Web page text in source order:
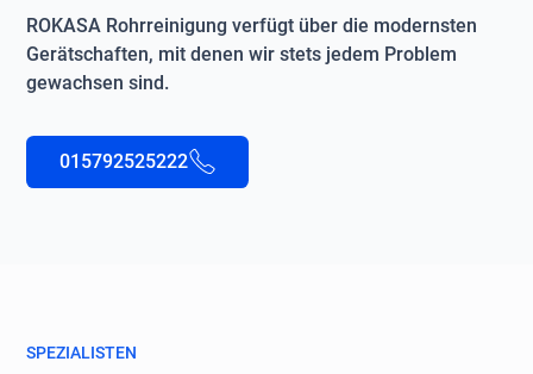
ROKASA Rohrreinigung verfügt über die modernsten
Gerätschaften, mit denen wir stets jedem Problem
gewachsen sind.
015792525222
SPEZIALISTEN